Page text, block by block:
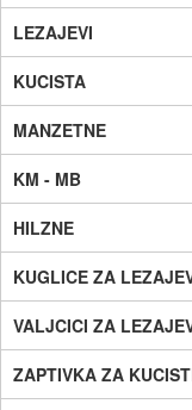
LEZAJEVI
KUCISTA
MANZETNE
KM - MB
HILZNE
KUGLICE ZA
VALJCICI ZA
ZAPTIVKA ZA